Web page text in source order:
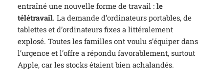
entraîné une nouvelle forme de travail : le
télétravail. La demande d’ordinateurs portables, de
tablettes et d’ordinateurs fixes a littéralement
explosé. Toutes les familles ont voulu s’équiper dans
l’urgence et l’offre a répondu favorablement, surtout
Apple, car les stocks étaient bien achalandés.